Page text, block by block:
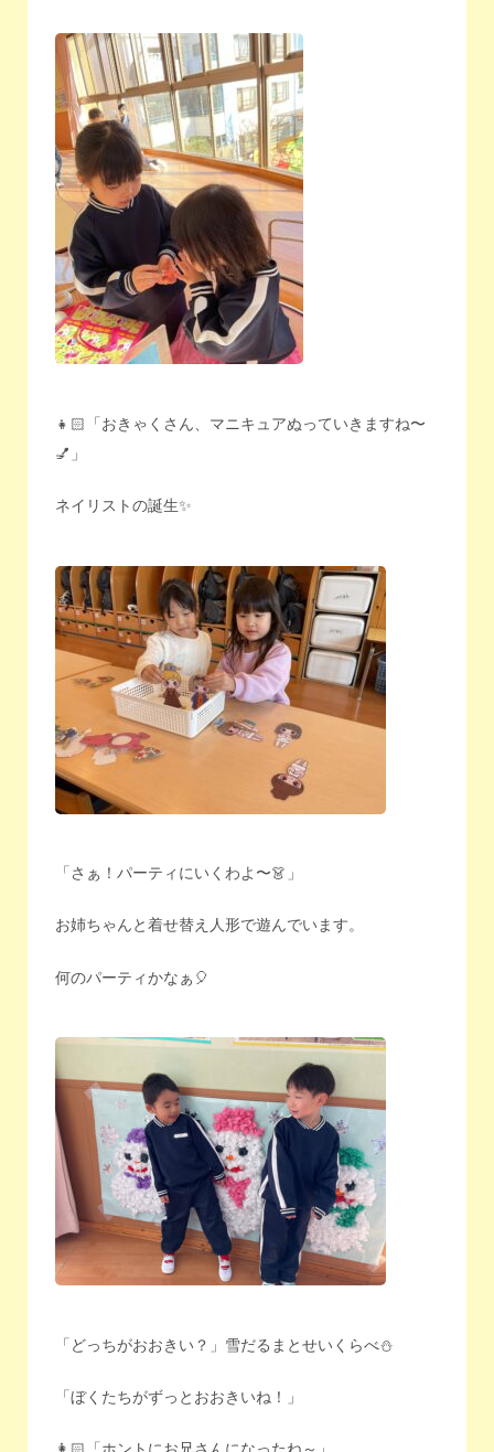
👧🏻「おきゃくさん、マニキュアぬっていきますね〜
💅」
ネイリストの誕生✨
「さぁ！パーティにいくわよ〜👗」
お姉ちゃんと着せ替え人形で遊んでいます。
何のパーティかなぁ🎈
「どっちがおおきい？」雪だるまとせいくらべ⛄️
「ぼくたちがずっとおおきいね！」